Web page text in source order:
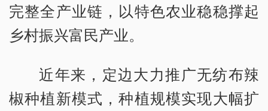
完整全产业链，以特色农业稳稳撑起
乡村振兴富民产业。
近年来，定边大力推广无纺布辣
椒种植新模式，种植规模实现大幅扩